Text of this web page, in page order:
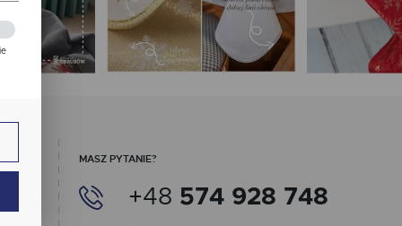
MASZ PYTANIE?
+48 574 928 748